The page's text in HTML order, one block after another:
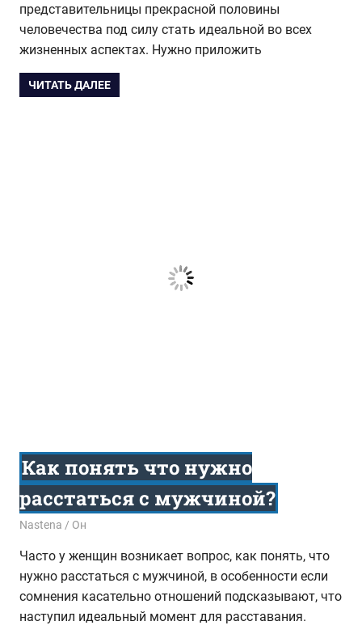
представительницы прекрасной половины
человечества под силу стать идеальной во всех
жизненных аспектах. Нужно приложить
ЧИТАТЬ ДАЛЕЕ
Как понять что нужно
расстаться с мужчиной?
19.02.2017
Nastena Он
Часто у женщин возникает вопрос, как понять, что
нужно расстаться с мужчиной, в особенности если
сомнения касательно отношений подсказывают, что
наступил идеальный момент для расставания.